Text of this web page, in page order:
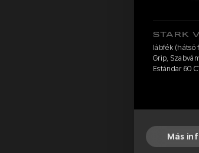
STARK
lábfék (hátsó
Grip,
Estándar 60
Más